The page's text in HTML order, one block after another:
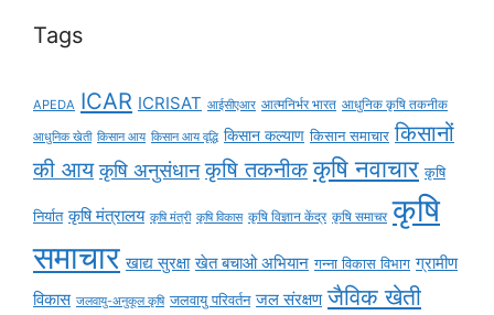
Tags
APEDA ICAR ICRISAT आईसीएआर आत्मनिर्भर भारत आधुनिक कृषि तकनीक
आधुनिक खेती किसान आय किसान आय वृद्धि किसान कल्याण किसान समाचार किसानों
की आय कृषि अनुसंधान कृषि तकनीक कृषि नवाचार कृषि
निर्यात कृषि मंत्रालय कृषि मंत्री कृषि विकास कृषि विज्ञान केंद्र कृषि समाचर कृषि
समाचार खाद्य सुरक्षा खेत बचाओ अभियान गन्ना विकास विभाग ग्रामीण
विकास जलवायु-अनुकूल कृषि जलवायु परिवर्तन जल संरक्षण जैविक खेती